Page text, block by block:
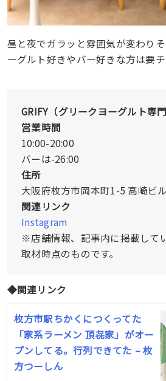
昼と夜でガラッと雰囲気が変わり
ーグルト好きやバー好きな方は要チ
GRIFY（グリークヨーグルト専門
営業時間
10:00-20:00
バーは-26:00
住所
大阪府枚方市岡本町1-5 高崎ビ
関連リンク
Instagram
※店舗情報、記事内に掲載して
取材時点のものです。
◆関連リンク
枚方市駅ちかくにつくってた
「家系ラーメン 頂㐂家」がオー
プンしてる。行列できてた – 枚
方つーしん